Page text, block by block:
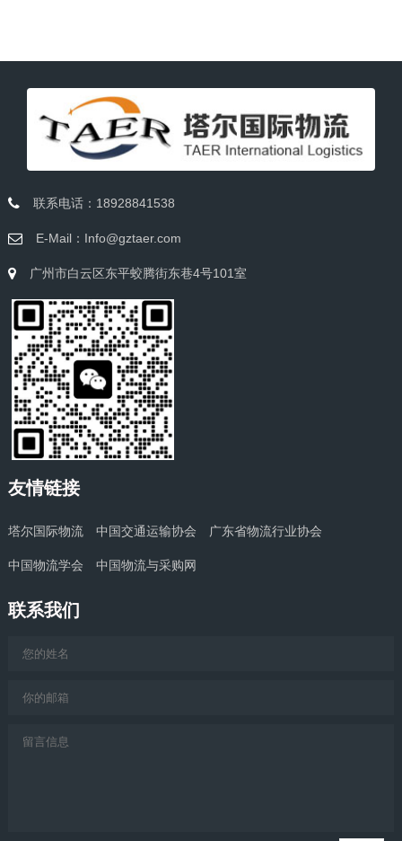
联系电话：18928841538
E-Mail：Info@gztaer.com
广州市白云区东平蛟腾街东巷4号101室
友情链接
塔尔国际物流 中国交通运输协会 广东省物流行业协会
中国物流学会 中国物流与采购网
联系我们